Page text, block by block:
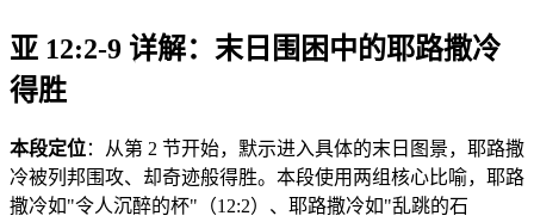
亚 12:2-9 详解：末日围困中的耶路撒冷
得胜
本段定位：从第 2 节开始，默示进入具体的末日图景，耶路撒
冷被列邦围攻、却奇迹般得胜。本段使用两组核心比喻，耶路
撒冷如"令人沉醉的杯"（12:2）、耶路撒冷如"乱跳的石